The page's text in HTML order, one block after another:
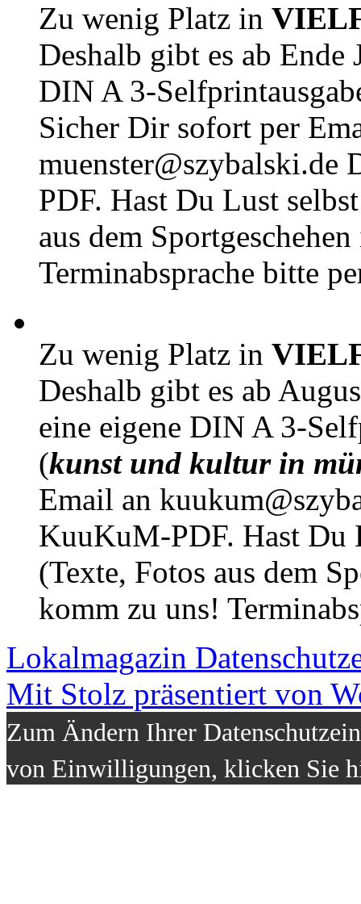
Zu wenig Platz in
Deshalb gibt es ab Ende
DIN A 3-
Sicher Dir sofort per
muenster@szybalski.de
PDF. Hast Du Lust
aus dem
Terminabsprache bitte
Zu wenig Platz in
Deshalb gibt es ab
eine eigene DIN A 3-
(kunst und kultur in
Email an
KuuKuM-PDF. Hast Du
(Texte, Fotos aus dem
komm zu uns!
Lokalmagazin
Mit Stolz präsentiert von
Zum Ändern Ihrer
von Einwilligungen, klicken Sie